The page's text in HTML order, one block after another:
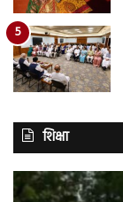
शिक्षा